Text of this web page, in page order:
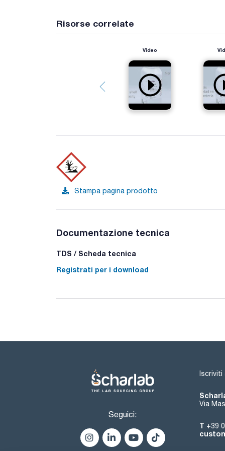
Risorse correlate
Video
Stampa pagina prodotto
Documentazione tecnica
TDS / Scheda tecnica
Registrati per i download
Seguici:
Via
T +39